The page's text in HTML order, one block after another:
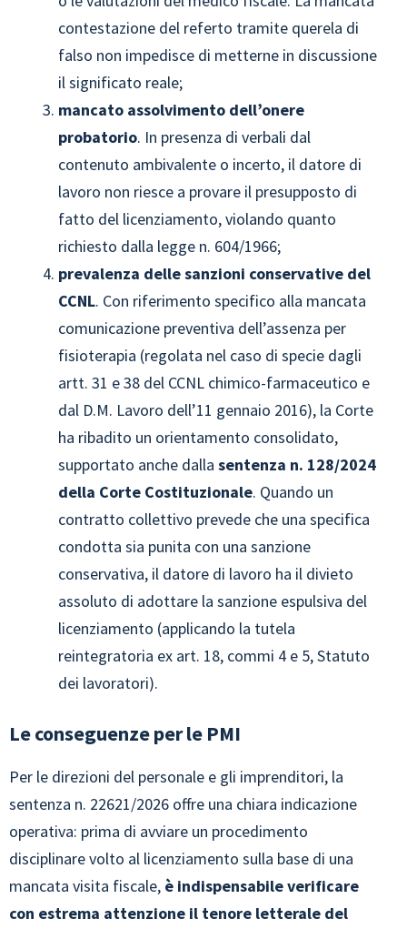
contestazione del referto tramite querela di
falso non impedisce di metterne in discussione
il significato reale;
mancato assolvimento dell’onere
probatorio. In presenza di verbali dal
contenuto ambivalente o incerto, il datore di
lavoro non riesce a provare il presupposto di
fatto del licenziamento, violando quanto
richiesto dalla legge n. 604/1966;
prevalenza delle sanzioni conservative del
CCNL. Con riferimento specifico alla mancata
comunicazione preventiva dell’assenza per
fisioterapia (regolata nel caso di specie dagli
artt. 31 e 38 del CCNL chimico-farmaceutico e
dal D.M. Lavoro dell’11 gennaio 2016), la Corte
ha ribadito un orientamento consolidato,
supportato anche dalla sentenza n. 128/2024
della Corte Costituzionale. Quando un
contratto collettivo prevede che una specifica
condotta sia punita con una sanzione
conservativa, il datore di lavoro ha il divieto
assoluto di adottare la sanzione espulsiva del
licenziamento (applicando la tutela
reintegratoria ex art. 18, commi 4 e 5, Statuto
dei lavoratori).
Le conseguenze per le PMI
Per le direzioni del personale e gli imprenditori, la
sentenza n. 22621/2026 offre una chiara indicazione
operativa: prima di avviare un procedimento
disciplinare volto al licenziamento sulla base di una
mancata visita fiscale, è indispensabile verificare
con estrema attenzione il tenore letterale del